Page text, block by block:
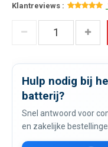
Klantreviews :
Hulp nodig bij
batterij?
Snel antwoord voor
en zakelijke